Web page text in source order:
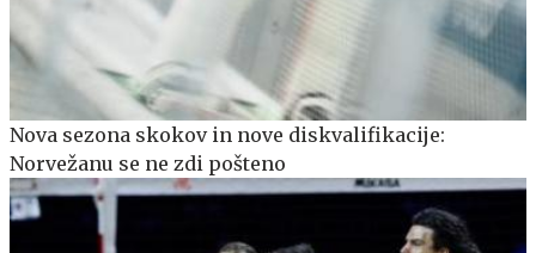
Nova sezona skokov in nove diskvalifikacije:
Norvežanu se ne zdi pošteno